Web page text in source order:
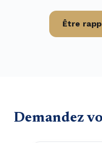
Être
Demandez